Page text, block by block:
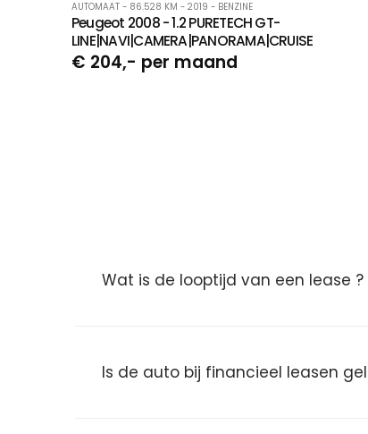
AUTOMAAT - 86.528 KM - 2019 - BENZINE
Peugeot 2008 - 1.2 PURETECH GT-
LINE|NAVI|CAMERA|PANORAMA|CRUISE
€ 204,- per maand
Wat is de looptijd van een lease ?
Is de auto bij financieel leasen